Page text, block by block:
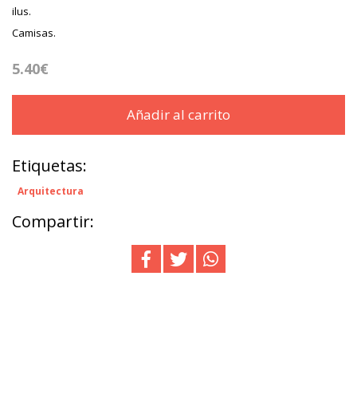
ilus.
Camisas.
5.40€
Añadir al carrito
Etiquetas:
Arquitectura
Compartir: